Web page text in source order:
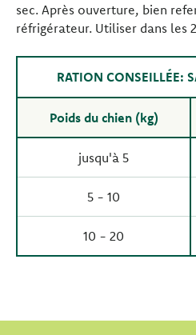
sec. Après ouverture, bien
réfrigérateur. Utiliser dans les
RATION CONSEILLÉE:
Poids du chien (kg)
jusqu'à 5
5 - 10
10 - 20